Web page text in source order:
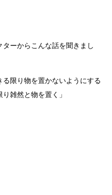
ーからこんな話を聞きまし
る限り物を置かないようにする
雑然と物を置く」